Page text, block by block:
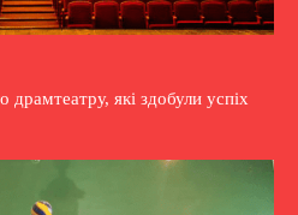
драмтеатру, які здобули успіх